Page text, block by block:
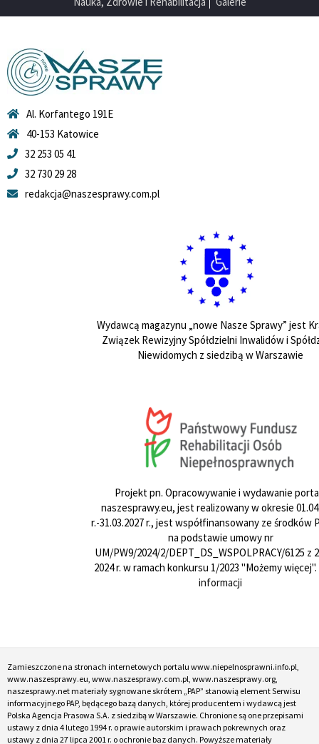
Al. Korfantego 191E
40-153 Katowice
32 253 05 41
32 730 29 28
redakcja@naszesprawy.com.pl
Wydawcą magazynu „nowe Nasze Sprawy” jest
Związek Rewizyjny Spółdzielni Inwalidów i
Niewidomych z siedzibą w Warszawie
Projekt pn. Opracowywanie i wydawanie
naszesprawy.eu, jest realizowany w okresie
r.-31.03.2027 r., jest współfinansowany ze środków
na podstawie umowy nr
UM/PW9/2024/2/DEPT_DS_WSPOLPRACY/6125 z
2024 r. w ramach konkursu 1/2023 "Możemy więcej".
informacji
Zamieszczone na stronach internetowych portalu www.niepelnosprawni.info.pl,
www.naszesprawy.eu, www.naszesprawy.com.pl, www.naszesprawy.org,
naszesprawy.net materiały sygnowane skrótem „PAP” stanowią element Serwisu
informacyjnego PAP, będącego bazą danych, której producentem i wydawcą jest
Polska Agencja Prasowa S.A. z siedzibą w Warszawie. Chronione są one przepisami
ustawy z dnia 4 lutego 1994 r. o prawie autorskim i prawach pokrewnych oraz
ustawy z dnia 27 lipca 2001 r. o ochronie baz danych. Powyższe materiały